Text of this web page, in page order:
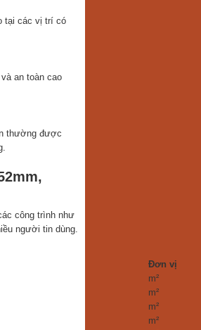
tại các vị trí có
an toàn cao
thường được
công trình như
người tin dùng.
Đơn vị
m²
m²
m²
m²